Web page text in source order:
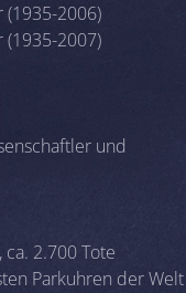
(1935-2006)
(1935-2007)
und
2.700 Tote
Parkuhren der